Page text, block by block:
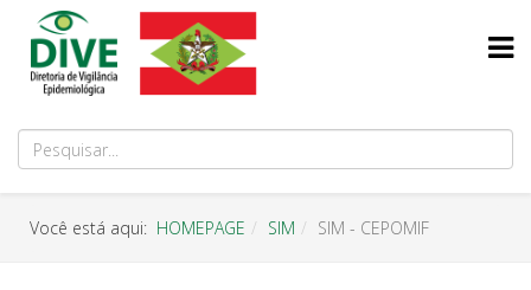
Você está aqui: HOMEPAGE SIM SIM - CEPOMIF